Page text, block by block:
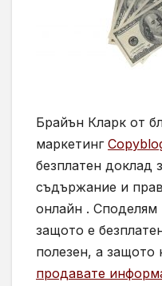
Брайън Кларк от
маркетинг
безплатен доклад
съдържание и
онлайн . Споделям
защото е
полезен, а защото
продавате